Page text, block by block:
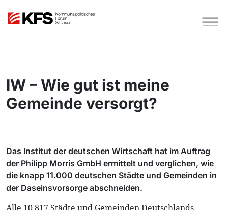
IW – Wie gut ist meine
Gemeinde versorgt?
Das Institut der deutschen Wirtschaft hat im Auftrag
der Philipp Morris GmbH ermittelt und verglichen, wie
die knapp 11.000 deutschen Städte und Gemeinden in
der Daseinsvorsorge abschneiden.